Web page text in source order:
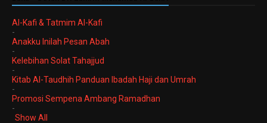
Al-Kafi & Tatmim Al-Kafi
-
Anakku Inilah Pesan Abah
-
Kelebihan Solat Tahajjud
-
Kitab Al-Taudhih Panduan Ibadah Haji dan Umrah
-
Promosi Sempena Ambang Ramadhan
-
Show All